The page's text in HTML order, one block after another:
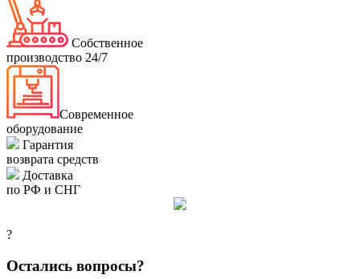
Собственное
производство 24/7
Современное
оборудование
Гарантия
возврата средств
Доставка
по РФ и СНГ
?
Остались вопросы?